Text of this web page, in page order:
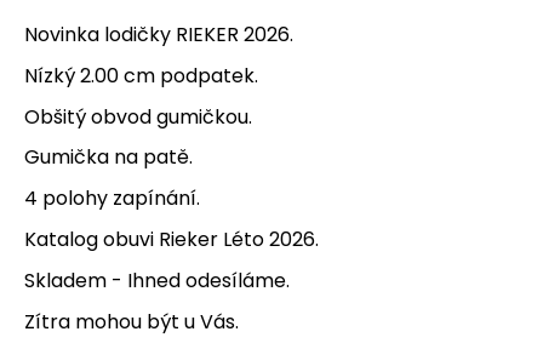
Novinka lodičky RIEKER 2026.
Nízký 2.00 cm podpatek.
Obšitý obvod gumičkou.
Gumička na patě.
4 polohy zapínání.
Katalog obuvi Rieker Léto 2026.
Skladem - Ihned odesíláme.
Zítra mohou být u Vás.
HLEDAT
o
p
r
u
č
u